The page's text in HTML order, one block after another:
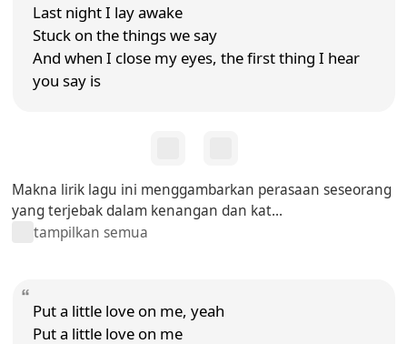
Last night I lay awake
Stuck on the things we say
And when I close my eyes, the first thing I hear
you say is
Makna lirik lagu ini menggambarkan perasaan seseorang
yang terjebak dalam kenangan dan kat...
tampilkan semua
Put a little love on me, yeah
Put a little love on me